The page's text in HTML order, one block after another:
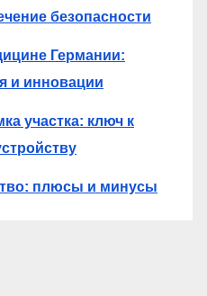
безопасности
Германии:
и инновации
участка: ключ к
плюсы и минусы